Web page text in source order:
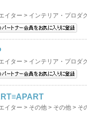
イター > インテリア・プロダ
イター > インテリア・プロダ
イター > その他 > その他 > そ